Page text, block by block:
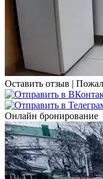
Оставить отзыв |
Онлайн бронирование